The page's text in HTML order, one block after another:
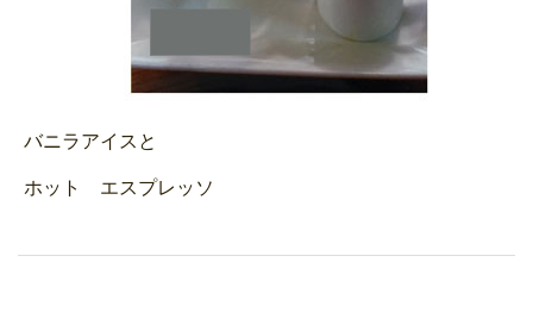
バニラアイスと
ホット エスプレッソ